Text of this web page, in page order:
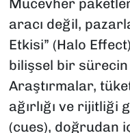
Mücevher
aracı değil,
Etkisi” (Halo
bilişsel bir
Araştırmalar,
ağırlığı ve rijitliği
(cues), doğrudan